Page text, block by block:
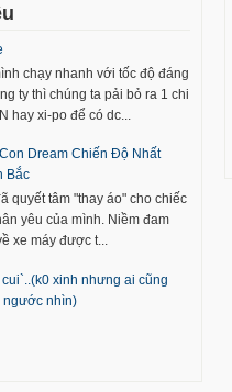
chạy nhanh với tốc độ đáng
ty thì chúng ta pải bỏ ra 1 chi
hay xi-po để có dc...
Dream Chiến Độ Nhất
Bắc
quyết tâm "thay áo" cho chiếc
yêu của mình. Niềm đam
xe máy được t...
cui`..(k0 xinh nhưng ai cũng
ngước nhìn)